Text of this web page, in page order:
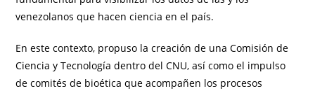
venezolanos que hacen ciencia en el país.
En este contexto, propuso la creación de una Comisión de
Ciencia y Tecnología dentro del CNU, así como el impulso
de comités de bioética que acompañen los procesos